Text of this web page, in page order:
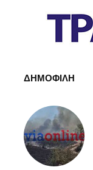
ΔΗΜΟΦΙΛΗ